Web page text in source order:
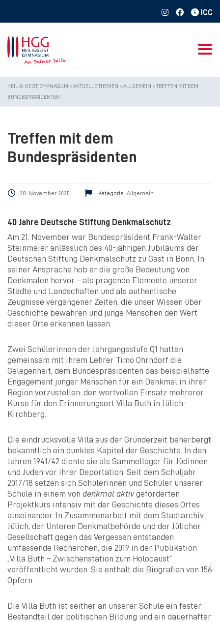
HEILIG-GEIST-GYMNASIUM >AKTUELLE THEMEN >ALLGEMEIN >TREFFEN MIT DEM
BUNDESPRÄSIDENTEN
Treffen mit dem
Bundespräsidenten
28. November 2025 Kategorie: Allgemein
40 Jahre Deutsche Stiftung Denkmalschutz
Am 21. November war Bundespräsident Frank-Walter
Steinmeier anlässlich des 40-jährigen Jubiläums der
Deutschen Stiftung Denkmalschutz zu Gast in Bonn. In
seiner Ansprache hob er die große Bedeutung von
Denkmalen hervor – als prägende Elemente unserer
Städte und Landschaften und als authentische
Zeugnisse vergangener Zeiten, die unser Wissen über
Geschichte bewahren und junge Menschen den Wert
dieser Orte erkennen lassen.
Zwei Schülerinnen der Jahrgangsstufe Q1 hatten
gemeinsam mit ihrem Lehrer Timo Ohrndorf die
Gelegenheit, dem Bundespräsidenten das beispielhafte
Engagement junger Menschen für ein Denkmal in ihrer
Region vorzustellen: den wertvollen Einsatz mehrerer
Kurse für den Erinnerungsort Villa Buth in Jülich-
Kirchberg.
Die eindrucksvolle Villa aus der Gründerzeit beherbergt
bekanntlich ein dunkles Kapitel der Geschichte. In den
Jahren 1941/42 diente sie als Sammellager für Jüdinnen
und Juden vor ihrer Deportation. Seit dem Schuljahr
2017/18 setzen sich Schülerinnen und Schüler unserer
Schule in einem von denkmal aktivgeförderten
Projektkurs intensiv mit der Geschichte dieses Ortes
auseinander. In Zusammenarbeit mit dem Stadtarchiv
Jülich, der Unteren Denkmalbehörde und der Jülicher
Gesellschaft gegen das Vergessen entstanden
umfassende Recherchen, die 2019 in der Publikation
„Villa Buth – Zwischenstation zum Holocaust“
veröffentlicht wurden. Sie enthält die Biografien von 156
Opfern.
Die Villa Buth ist seither an unserer Schule ein fester
Bestandteil der politischen Bildung und ein dauerhafter